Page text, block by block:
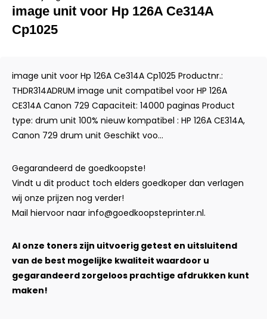
image unit voor Hp 126A Ce314A
Cp1025
image unit voor Hp 126A Ce314A Cp1025 Productnr.:
THDR314ADRUM image unit compatibel voor HP 126A
CE314A Canon 729 Capaciteit: 14000 paginas Product
type: drum unit 100% nieuw kompatibel : HP 126A CE314A,
Canon 729 drum unit Geschikt voo...
Gegarandeerd de goedkoopste!
Vindt u dit product toch elders goedkoper dan verlagen
wij onze prijzen nog verder!
Mail hiervoor naar info@goedkoopsteprinter.nl.
Al onze toners zijn uitvoerig getest en uitsluitend
van de best mogelijke kwaliteit waardoor u
gegarandeerd zorgeloos prachtige afdrukken kunt
maken!